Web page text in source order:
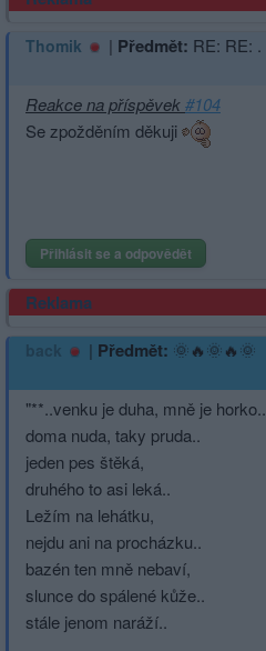
Thomik | Předmět: RE: RE: .
Reakce na příspěvek#104
Se zpožděním děkuji
Přihlásit se a odpovědět
Reklama
back | Předmět: 🌞🔥🌞🔥🌞
"**..venku je duha, mně je horko..
doma nuda, taky pruda..
jeden pes štěká,
druhého to asi leká..
Ležím na lehátku,
nejdu ani na procházku..
bazén ten mně nebaví,
slunce do spálené kůže..
stále jenom naráží..